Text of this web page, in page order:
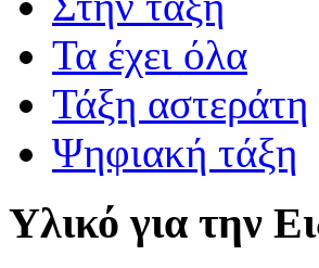
Τα έχει όλα
Τάξη αστεράτη
Ψηφιακή τάξη
Υλικό για την